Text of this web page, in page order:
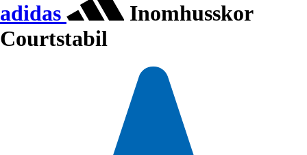
adidas
Inomhusskor
Courtstabil